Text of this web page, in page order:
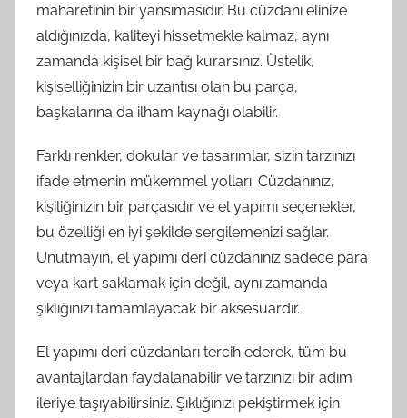
maharetinin bir yansımasıdır. Bu cüzdanı elinize
aldığınızda, kaliteyi hissetmekle kalmaz, aynı
zamanda kişisel bir bağ kurarsınız. Üstelik,
kişiselliğinizin bir uzantısı olan bu parça,
başkalarına da ilham kaynağı olabilir.
Farklı renkler, dokular ve tasarımlar, sizin tarzınızı
ifade etmenin mükemmel yolları. Cüzdanınız,
kişiliğinizin bir parçasıdır ve el yapımı seçenekler,
bu özelliği en iyi şekilde sergilemenizi sağlar.
Unutmayın, el yapımı deri cüzdanınız sadece para
veya kart saklamak için değil, aynı zamanda
şıklığınızı tamamlayacak bir aksesuardır.
El yapımı deri cüzdanları tercih ederek, tüm bu
avantajlardan faydalanabilir ve tarzınızı bir adım
ileriye taşıyabilirsiniz. Şıklığınızı pekiştirmek için